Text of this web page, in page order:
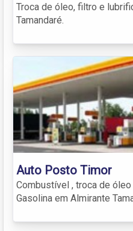
Troca de óleo, filtro e
Tamandaré.
Auto Posto Timor
Combustível , troca de
Gasolina em Almirante